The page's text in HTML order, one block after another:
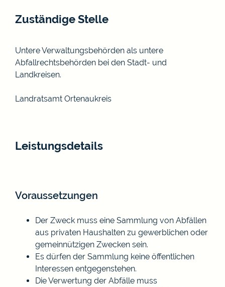
Zuständige Stelle
Untere Verwaltungsbehörden als untere
Abfallrechtsbehörden bei den Stadt- und
Landkreisen.
Landratsamt Ortenaukreis
Leistungsdetails
Voraussetzungen
Der Zweck muss eine Sammlung von Abfällen
aus privaten Haushalten zu gewerblichen oder
gemeinnützigen Zwecken sein.
Es dürfen der Sammlung keine öffentlichen
Interessen entgegenstehen.
Die Verwertung der Abfälle muss